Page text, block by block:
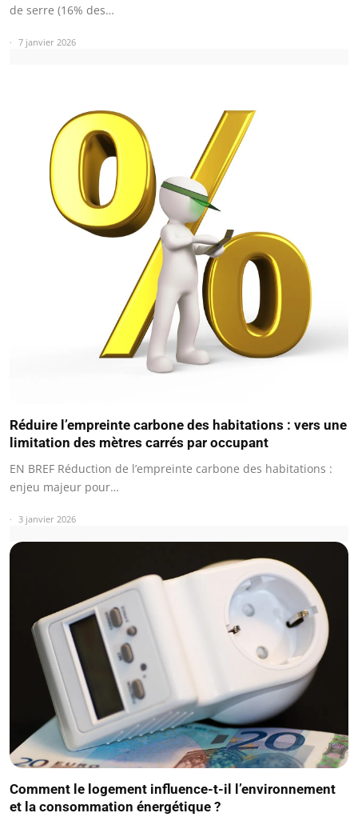
de serre (16% des…
7 janvier 2026
Réduire l’empreinte carbone des habitations : vers une
limitation des mètres carrés par occupant
EN BREF Réduction de l’empreinte carbone des habitations :
enjeu majeur pour…
3 janvier 2026
Comment le logement influence-t-il l’environnement
et la consommation énergétique ?